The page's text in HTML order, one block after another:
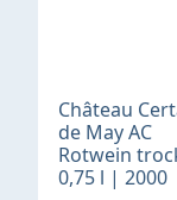
Château
de May AC
Rotwein
0,75 l | 2000